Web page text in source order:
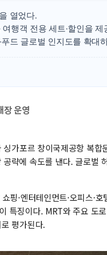
열었다.
행객 전용 세트·할인을 제
드 글로벌 인지도를 확대
장 운영
가포르 창이국제공항 복합
에 속도를 낸다. 글로벌
·엔터테인먼트·오피스·
특징이다. MRT와 주요 도
평가된다.